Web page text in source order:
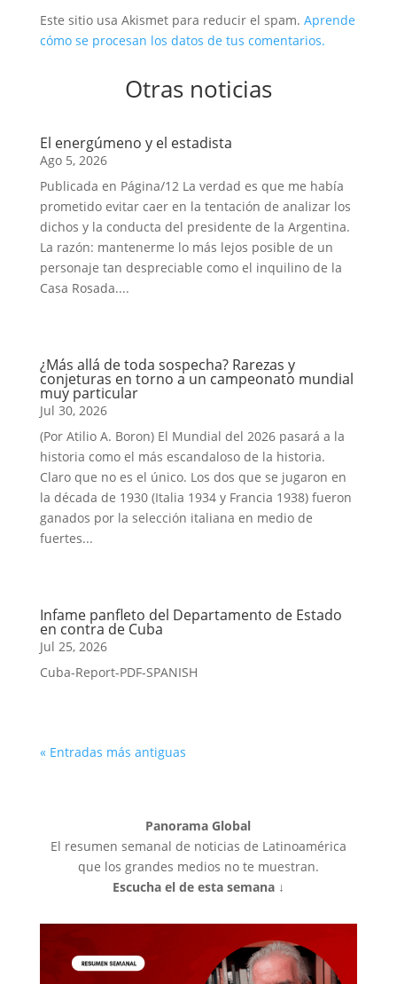
Este sitio usa Akismet para reducir el spam. Aprende
cómo se procesan los datos de tus comentarios.
Otras noticias
El energúmeno y el estadista
Ago 5, 2026
Publicada en Página/12 La verdad es que me había
prometido evitar caer en la tentación de analizar los
dichos y la conducta del presidente de la Argentina.
La razón: mantenerme lo más lejos posible de un
personaje tan despreciable como el inquilino de la
Casa Rosada....
¿Más allá de toda sospecha? Rarezas y
conjeturas en torno a un campeonato mundial
muy particular
Jul 30, 2026
(Por Atilio A. Boron) El Mundial del 2026 pasará a la
historia como el más escandaloso de la historia.
Claro que no es el único. Los dos que se jugaron en
la década de 1930 (Italia 1934 y Francia 1938) fueron
ganados por la selección italiana en medio de
fuertes...
Infame panfleto del Departamento de Estado
en contra de Cuba
Jul 25, 2026
Cuba-Report-PDF-SPANISH
« Entradas más antiguas
Panorama Global
El resumen semanal de noticias de Latinoamérica
que los grandes medios no te muestran.
Escucha el de esta semana ↓